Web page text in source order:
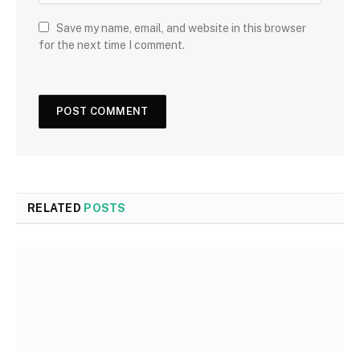
Save my name, email, and website in this browser
for the next time I comment.
RELATED POSTS